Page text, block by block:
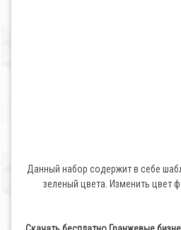
Данный набор содержит в себе
зеленый цвета. Изменить цвет